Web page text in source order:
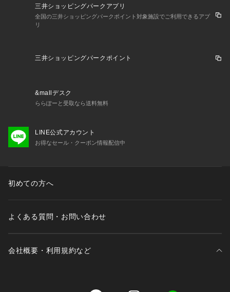
三井ショッピングパークアプリ
全国の三井ショッピングパークポイント対象施設でご利用できるアプ
リ
三井ショッピングパークポイント
&mallデスク
ららぽーと受取なら送料無料
LINE公式アカウント
お得なセール・クーポン情報配信中
初めての方へ
よくある質問・お問い合わせ
会社概要・利用規約など